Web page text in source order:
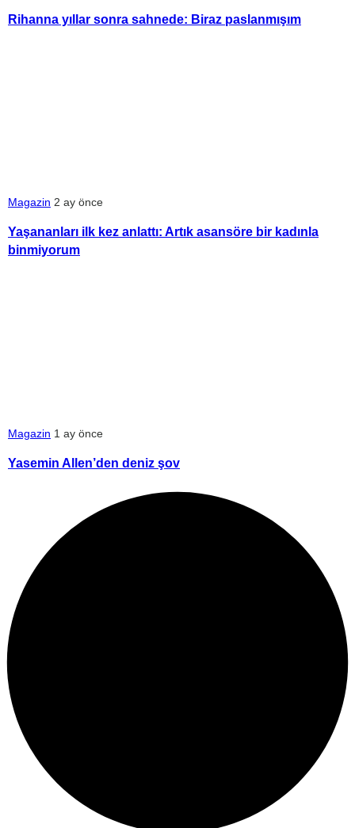
Rihanna yıllar sonra sahnede: Biraz paslanmışım
Magazin 2 ay önce
Yaşananları ilk kez anlattı: Artık asansöre bir kadınla
binmiyorum
Magazin 1 ay önce
Yasemin Allen’den deniz şov